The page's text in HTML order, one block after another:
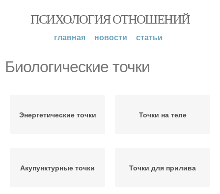
ПСИХОЛОГИЯ ОТНОШЕНИЙ
главная новости статьи
Биологические точки
Энергетические точки Точки на теле
Акупунктурные точки Точки для прилива